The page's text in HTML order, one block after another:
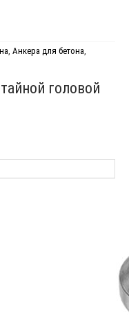
Анкера для бетона
головой